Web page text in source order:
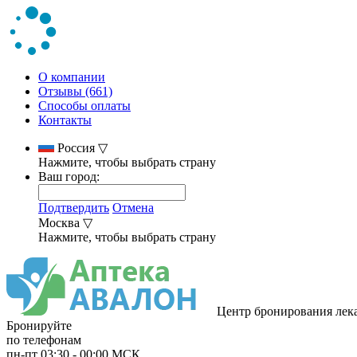
О компании
Отзывы (661)
Способы оплаты
Контакты
Россия ▽
Нажмите, чтобы выбрать страну
Ваш город:
Подтвердить Отмена
Москва ▽
Нажмите, чтобы выбрать страну
Центр бронирования
Бронируйте
по телефонам
пн-пт 03:30 - 00:00 МСК